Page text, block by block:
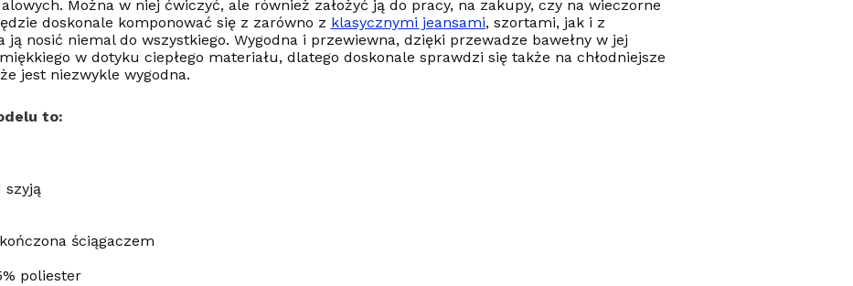
Można w niej ćwiczyć, ale również założyć ją do pracy, na zakupy, czy na wieczorne
doskonale komponować się z zarówno z klasycznymi jeansami, szortami, jak i z
nosić niemal do wszystkiego. Wygodna i przewiewna, dzięki przewadze bawełny w jej
w dotyku ciepłego materiału, dlatego doskonale sprawdzi się także na chłodniejsze
jest niezwykle wygodna.
to:
szyją
ściągaczem
poliester